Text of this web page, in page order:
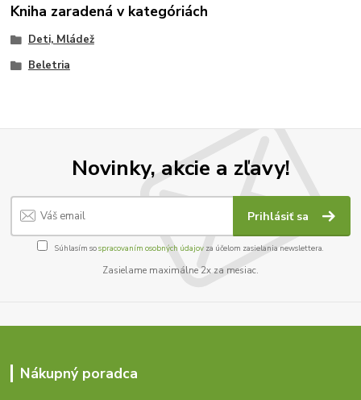
Kniha zaradená v kategóriách
Deti, Mládež
Beletria
Novinky, akcie a zľavy!
Prihlásiť sa
Súhlasím sospracovaním osobných údajov za účelom zasielania newslettera.
Zasielame maximálne 2x za mesiac.
Nákupný poradca